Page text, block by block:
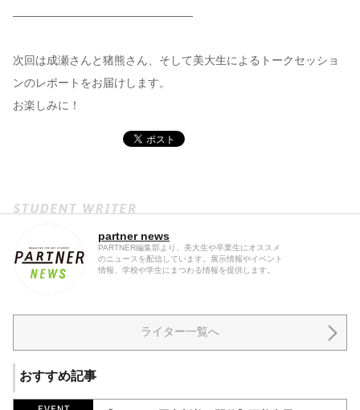
————————————————
次回は成瀬さんと猪熊さん、そして美大生によるトークセッショ
ンのレポートをお届けします。
お楽しみに！
partner news
PARTNER編集部より、美大生や卒業生にオススメ
のニュースを配信しています。展示情報やイベント
情報、学校や学生にまつわる情報を提供します。
ライター一覧へ
おすすめ記事